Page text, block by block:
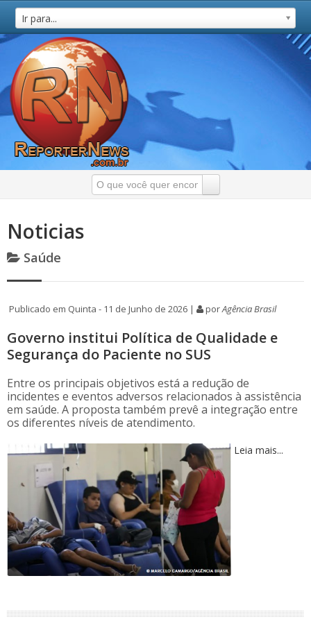
Ir para...
Noticias
Saúde
Publicado em Quinta - 11 de Junho de 2026 | porAgência Brasil
Governo institui Política de Qualidade e
Segurança do Paciente no SUS
Entre os principais objetivos está a redução de
incidentes e eventos adversos relacionados à assistência
em saúde. A proposta também prevê a integração entre
os diferentes níveis de atendimento.
Leia mais...